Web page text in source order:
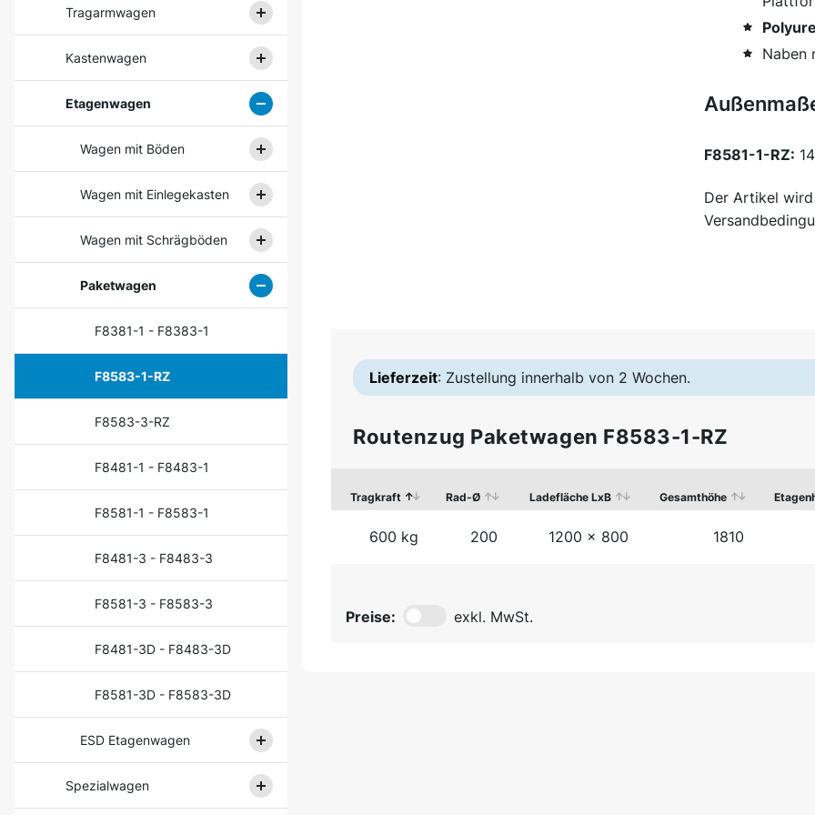
Tragarmwagen
Kastenwagen
Etagenwagen
Wagen mit Böden
Wagen mit Einlegekasten
Wagen mit Schrägböden
Paketwagen
F8381-1 - F8383-1
F8583-1-RZ
F8583-3-RZ
F8481-1 - F8483-1
F8581-1 - F8583-1
F8481-3 - F8483-3
F8581-3 - F8583-3
F8481-3D - F8483-3D
F8581-3D - F8583-3D
ESD Etagenwagen
Spezialwagen
Naben
F8581-1-RZ:
Der Artikel
Lieferzeit: Zustellung innerhalb von 2 Wochen.
Routenzug Paketwagen F8583-1-RZ
Tragkraft Rad-Ø Ladefläche LxB Gesamthöhe
600 kg 200 1200 x 800 1810
Preise: exkl. MwSt.